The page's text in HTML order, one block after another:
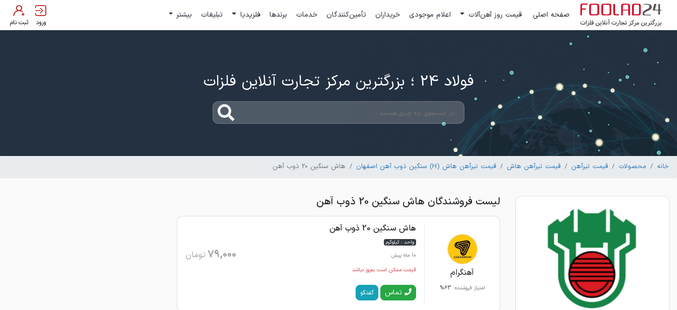
صفحه اصلی قیمت روز آهن‌آلات اعلام موجودی خریداران تأمین‌کنندگان خدمات برندها فلزپدیا تبلیغات بیشتر
ورود ثبت نام
فولاد 24 ؛ بزرگترین مرکز تجارت آنلاین فلزات
خانه محصولات قیمت تیرآهن قیمت تیرآهن هاش قیمت تیرآهن هاش (H) سنگین ذوب آهن اصفهان هاش سنگین 20 ذوب آهن
لیست فروشندگان هاش سنگین 20 ذوب آهن
آهنگرام
امتیاز فروشنده: 63%
هاش سنگین 20 ذوب آهن
واحد : کیلوگرم
10 ماه پیش
79,000 تومان
قیمت ممکن است به‌روز نباشد
تماس گفتگو